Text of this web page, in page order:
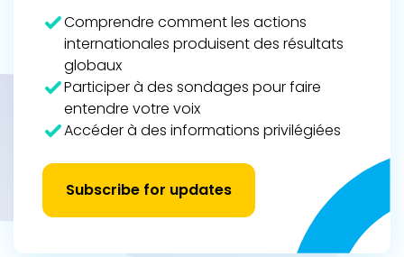
Comprendre comment les actions
internationales produisent des résultats
globaux
Participer à des sondages pour faire
entendre votre voix
Accéder à des informations privilégiées
Subscribe for updates